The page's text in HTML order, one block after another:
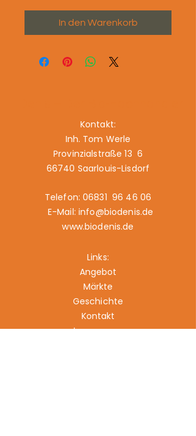
In den Warenkorb
Kontakt:
Inh. Tom Werle
Provinzialstraße 13 6
66740 Saarlouis-Lisdorf
Telefon: 06831 96 46 06
E-Mail: info@biodenis.de
www.biodenis.de
Links:
Angebot
Märkte
Geschichte
Kontakt
Impressum